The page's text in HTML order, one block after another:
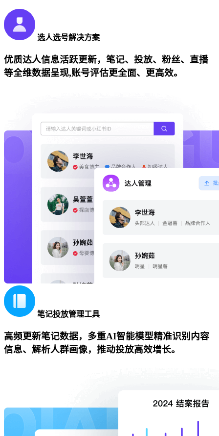
选人选号解决方案
优质达人信息活跃更新，笔记、投放、粉丝、直播
等全维数据呈现,账号评估更全面、更高效。
笔记投放管理工具
高频更新笔记数据，多重AI智能模型精准识别内容
信息、解析人群画像，推动投放高效增长。